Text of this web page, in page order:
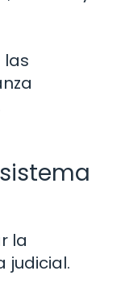
las
la
judicial.